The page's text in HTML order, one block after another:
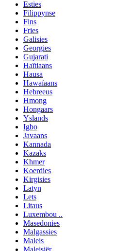
Esties
Filippynse
Fins
Fries
Galisies
Georgies
Gujarati
Haïtiaans
Hausa
Hawaïaans
Hebreeus
Hmong
Hongaars
Yslands
Igbo
Javaans
Kannada
Kazaks
Khmer
Koerdies
Kirgisies
Latyn
Lets
Litaus
Luxembou ..
Masedonies
Malgassies
Maleis
Maleisiër